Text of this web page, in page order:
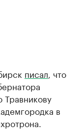
писал , что
в